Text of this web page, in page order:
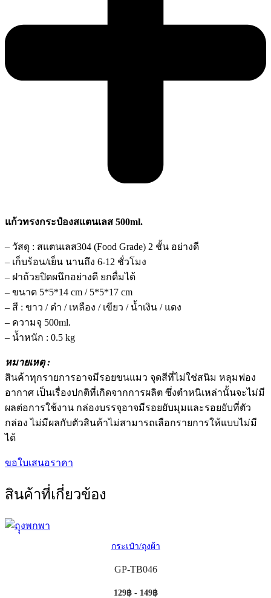
แก้วทรงกระป๋องสแตนเลส 500ml.
– วัสดุ : สแตนเลส304 (Food Grade) 2 ชั้น อย่างดี
– เก็บร้อน/เย็น นานถึง 6-12 ชั่วโมง
– ฝาถ้วยปิดผนึกอย่างดี ยกดื่มได้
– ขนาด 5*5*14 cm / 5*5*17 cm
– สี : ขาว / ดำ / เหลือง / เขียว / น้ำเงิน / แดง
– ความจุ 500ml.
– น้ำหนัก : 0.5 kg
หมายเหตุ :
สินค้าทุกรายการอาจมีรอยขนแมว จุดสีที่ไม่ใช่สนิม หลุมฟอง
อากาศ เป็นเรื่องปกติที่เกิดจากการผลิต ซึ่งตำหนิเหล่านั้นจะไม่มี
ผลต่อการใช้งาน กล่องบรรจุอาจมีรอยยับมุมและรอยยับที่ตัว
กล่อง ไม่มีผลกับตัวสินค้าไม่สามารถเลือกรายการให้แบบไม่มี
ได้
ขอใบเสนอราคา
สินค้าที่เกี่ยวข้อง
กระเป๋า/ถุงผ้า
GP-TB046
129฿ - 149฿